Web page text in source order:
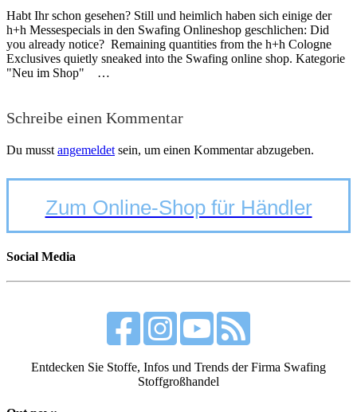
Habt Ihr schon gesehen? Still und heimlich haben sich einige der
h+h Messespecials in den Swafing Onlineshop geschlichen: Did
you already notice? Remaining quantities from the h+h Cologne
Exclusives quietly sneaked into the Swafing online shop. Kategorie
"Neu im Shop" …
Schreibe einen Kommentar
Du musst angemeldet sein, um einen Kommentar abzugeben.
Zum Online-Shop für Händler
Social Media
Entdecken Sie Stoffe, Infos und Trends der Firma Swafing
Stoffgroßhandel